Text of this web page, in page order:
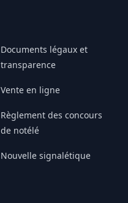
Documents légaux et
transparence
Vente en ligne
Règlement des concours
de notélé
Nouvelle signalétique